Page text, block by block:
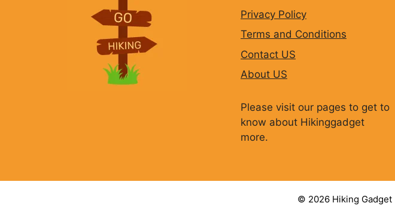
Privacy Policy
Terms and Conditions
Contact US
About US
Please visit our pages to get to
know about Hikinggadget
more.
© 2026 Hiking Gadget